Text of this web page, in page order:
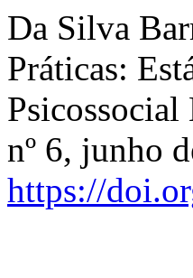
Da Silva
Práticas:
nº 6, junho
https://